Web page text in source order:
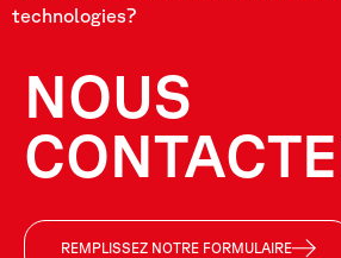
technologies?
NOUS
REMPLISSEZ NOTRE FORMULAIRE